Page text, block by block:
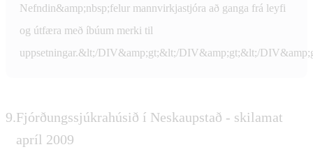
Nefndin&amp;nbsp;felur mannvirkjastjóra að ganga frá leyfi
og útfæra með íbúum merki til
uppsetningar.&lt;/DIV&amp;gt;&lt;/DIV&amp;gt;&lt;/
9.Fjórðungssjúkrahúsið í Neskaupstað - skilamat
apríl 2009